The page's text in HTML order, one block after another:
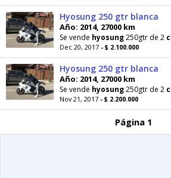
Hyosung 250 gtr blanca
Año: 2014, 27000 km
Se vende hyosung250gtr de 2
Dec 20, 2017 - $ 2.100.000
Hyosung 250 gtr blanca
Año: 2014, 27000 km
Se vende hyosung250gtr de 2
Nov 21, 2017 - $ 2.200.000
Página 1